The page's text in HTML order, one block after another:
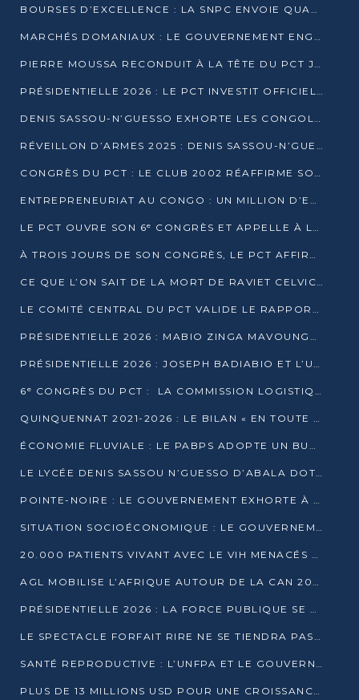
BOURSES D’EXCELLENCE : LA SNPC ENVOIE QUATRE NOUVEAUX TALENTS CONGOLAIS SE FORMER À BAKOU
MARCHÉS DOMANIAUX : LE GOUVERNEMENT ENGAGE LA STRUCTURATION DES TAXES D’ASSAINISSEMENT
PIERRE MOUSSA RECONDUIT À LA TÊTE DU PCT JUSQU’EN 2031
PRÉSIDENTIELLE 2026 : LE PCT INVESTIT OFFICIELLEMENT DENIS SASSOU NGUESSO
DENIS SASSOU-N’GUESSO EXHORTE LES CONGOLAIS À L’UNITÉ ET AU FAIR-PLAY DÉMOCRATIQUE EN 2026
RÉVEILLON D’ARMES 2025 : DENIS SASSOU-N’GUESSO GARANTIT DES ÉLECTIONS 2026 PAISIBLES ET SÉCURISÉES
CONGRÈS DU PCT : LE CLUB 2002 RÉAFFIRME SON SOUTIEN À DENIS SASSOU-N’GUESSO POUR 2026
ENTREPRENEURIAT AU CONGO : UN MILLION D’EUROS POUR FINANCER LES STARTUPS DÈS 2026
LE PCT OUVRE SON 6ᵉ CONGRÈS ET APPELLE À LA CANDIDATURE DE DENIS SASSOU NGUESSO
À TROIS JOURS DE SON CONGRÈS, LE PCT AFFIRME AVOIR ATTEINT TOUS SES OBJECTIFS
CE QUE L’ON SAIT DE LA MORT DE RAVIET CELVIC N’TSIANTSIE
LE COMITÉ CENTRAL DU PCT VALIDE LE RAPPORT DU CONGRÈS ET SOUTIENT DENIS SASSOU N’GUESSO
PRÉSIDENTIELLE 2026 : MABIO ZINGA MAVOUNGOU DÉCLARE SA CANDIDATURE ET CHARGE LE BILAN DU PCT
PRÉSIDENTIELLE 2026 : JOSEPH BADIABIO ET L’UDH-YUKI JOUENT LA PRUDENCE
6ᵉ CONGRÈS DU PCT : LA COMMISSION LOGISTIQUE ASSURE LA DISTRIBUTION DES KITS
QUINQUENNAT 2021-2026 : LE BILAN « EN TOUTE TRANSPARENCE » PRÉSENTÉ À LA PRESSE
ÉCONOMIE FLUVIALE : LE PABPS ADOPTE UN BUDGET 2026 DE PLUS DE 2,7 MILLIARDS FCFA
LE LYCÉE DENIS SASSOU N’GUESSO D’ABALA DOTÉ D’UNE SALLE MULTIMÉDIA
POINTE-NOIRE : LE GOUVERNEMENT EXHORTE À UN USAGE RESPONSABLE DU NOUVEAU MATÉRIEL MUNICIPAL
SITUATION SOCIOÉCONOMIQUE : LE GOUVERNEMENT INTERPELLÉ DEVANT LE SÉNAT
20.000 PATIENTS VIVANT AVEC LE VIH MENACÉS D’ARRÊT DE TRAITEMENT
AGL MOBILISE L’AFRIQUE AUTOUR DE LA CAN 2025
PRÉSIDENTIELLE 2026 : LA FORCE PUBLIQUE SE PRÉPARE À SÉCURISER LE SCRUTIN
LE SPECTACLE FORFAIT RIRE NE SE TIENDRA PAS LE 1ER JANVIER
SANTÉ REPRODUCTIVE : L’UNFPA ET LE GOUVERNEMENT AFFINENT LES PRIORITÉS DE 2026
PLUS DE 13 MILLIONS USD POUR UNE CROISSANCE VERTE ET SOUVERAINE